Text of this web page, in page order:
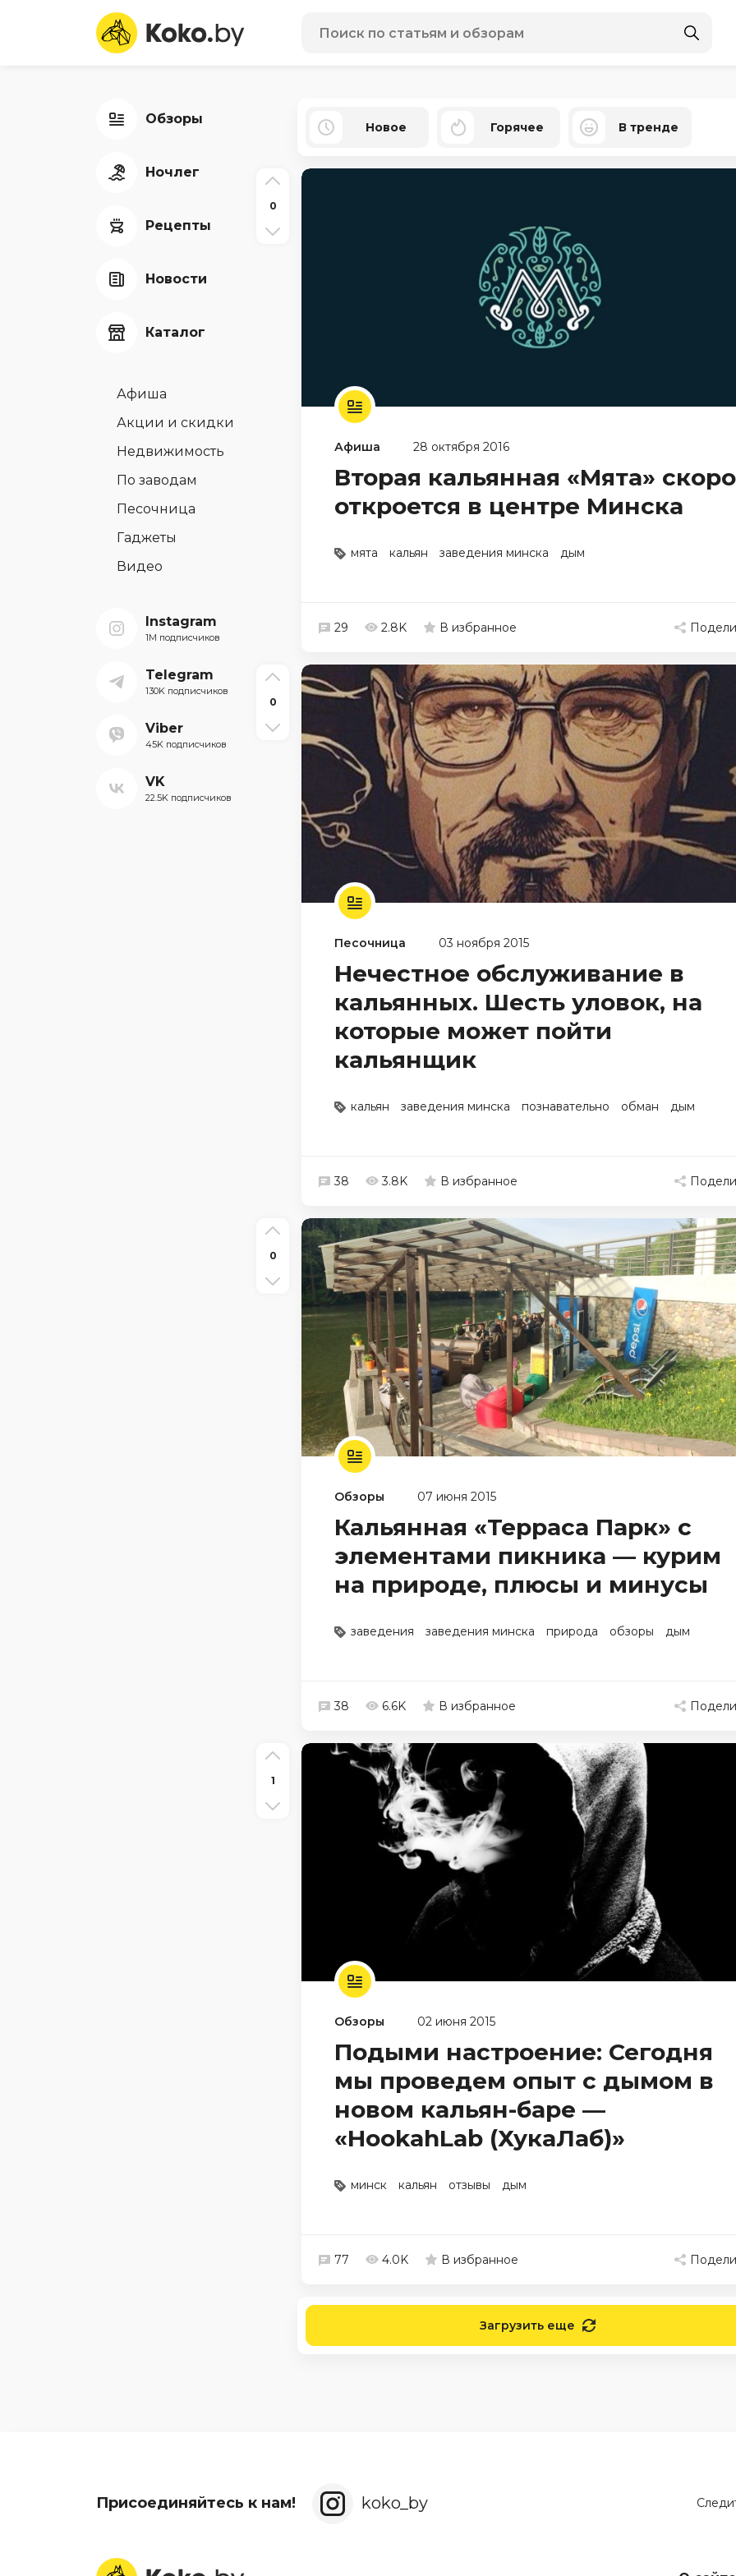
Обзоры
Ночлег
Рецепты
Новости
Каталог
Афиша
Акции и скидки
Недвижимость
По заводам
Песочница
Гаджеты
Видео
Instagram
1M подписчиков
Telegram
130K подписчиков
Viber
45K подписчиков
VK
22.5K подписчиков
Новое Горячее В тренде
0
Афиша 28 октября 2016
Вторая кальянная «Мята» скоро
откроется в центре Минска
мята кальян заведения минска дым
29 2.8K В избранное
0
Песочница 03 ноября 2015
Нечестное обслуживание в
кальянных. Шесть уловок, на
которые может пойти
кальянщик
кальян заведения минска познавательно обман дым
38 3.8K В избранное
0
Обзоры 07 июня 2015
Кальянная «Терраса Парк» с
элементами пикника — курим
на природе, плюсы и минусы
заведения заведения минска природа обзоры дым
38 6.6K В избранное
1
Обзоры 02 июня 2015
Подыми настроение: Сегодня
мы проведем опыт с дымом в
новом кальян-баре —
«HookahLab (ХукаЛаб)»
минск кальян отзывы дым
77 4.0K В избранное
Загрузить еще
Присоединяйтесь к нам! koko_by